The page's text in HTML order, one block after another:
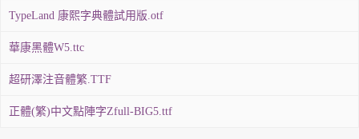
TypeLand 康熙字典體試用版.otf
華康黑體W5.ttc
超研澤注音體繁.TTF
正體(繁)中文點陣字Zfull-BIG5.ttf